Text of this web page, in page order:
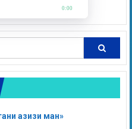
0:00
азизи ман»